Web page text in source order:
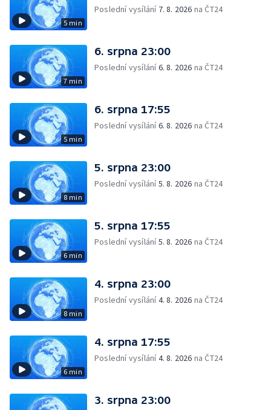
5 min
Poslední vysílání 7. 8. 2026 na ČT24
7 min
6. srpna 23:00
Poslední vysílání6. 8. 2026 na ČT24
5 min
6. srpna 17:55
Poslední vysílání6. 8. 2026 na ČT24
8 min
5. srpna 23:00
Poslední vysílání5. 8. 2026 na ČT24
6 min
5. srpna 17:55
Poslední vysílání5. 8. 2026 na ČT24
8 min
4. srpna 23:00
Poslední vysílání4. 8. 2026 na ČT24
6 min
4. srpna 17:55
Poslední vysílání4. 8. 2026 na ČT24
3. srpna 23:00